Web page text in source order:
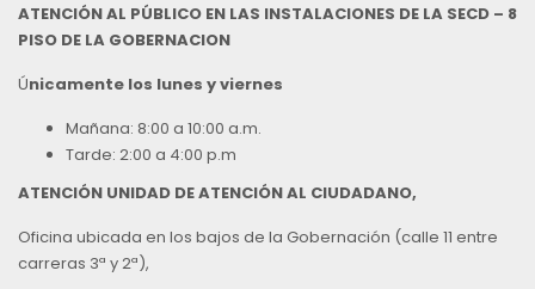
ATENCIÓN AL PÚBLICO EN LAS INSTALACIONES DE LA SECD – 8
PISO DE LA GOBERNACION
Únicamente los lunes y viernes
Mañana: 8:00 a 10:00 a.m.
Tarde: 2:00 a 4:00 p.m
ATENCIÓN UNIDAD DE ATENCIÓN AL CIUDADANO,
Oficina ubicada en los bajos de la Gobernación (calle 11 entre
carreras 3ª y 2ª),